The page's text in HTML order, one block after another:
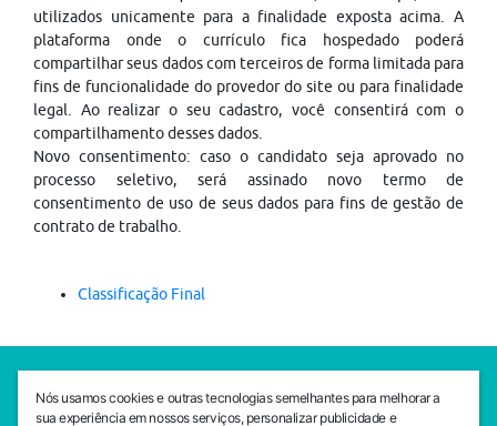
utilizados unicamente para a finalidade exposta acima. A
plataforma onde o currículo fica hospedado poderá
compartilhar seus dados com terceiros de forma limitada para
fins de funcionalidade do provedor do site ou para finalidade
legal. Ao realizar o seu cadastro, você consentirá com o
compartilhamento desses dados.
Novo consentimento: caso o candidato seja aprovado no
processo seletivo, será assinado novo termo de
consentimento de uso de seus dados para fins de gestão de
contrato de trabalho.
Classificação Final
SEDE CEJAM
Av. da Liberdade, 765, Liberdade, São Paulo, 01503-001
Nós usamos cookies e outras tecnologias semelhantes para melhorar a
sua experiência em nossos serviços, personalizar publicidade e